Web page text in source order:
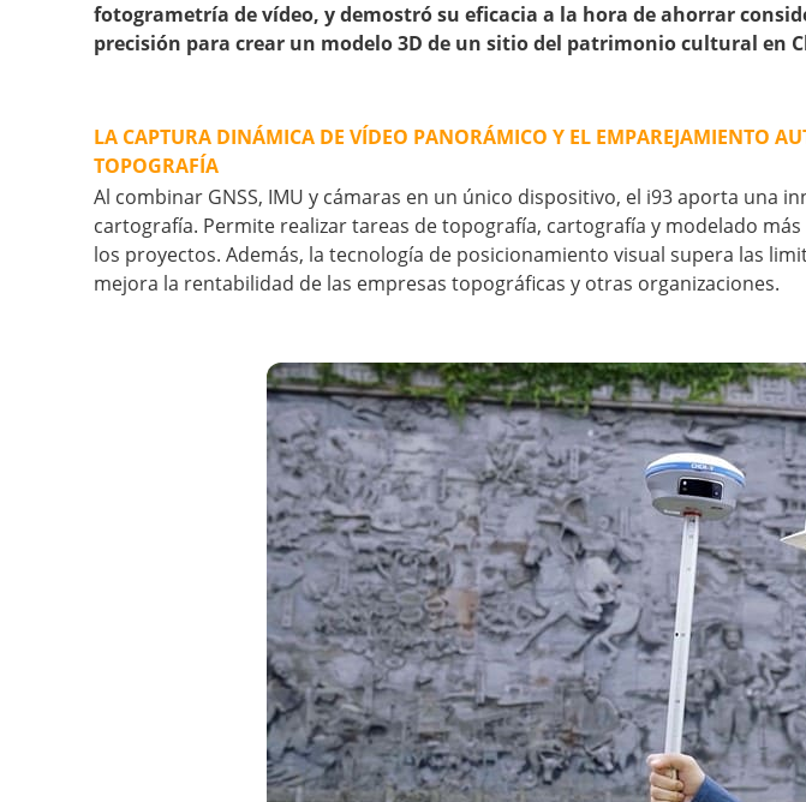
fotogrametría de vídeo, y demostró su eficacia a la hora de ahorrar
precisión para crear un modelo 3D de un sitio del patrimonio cultural en
LA CAPTURA DINÁMICA DE VÍDEO PANORÁMICO Y EL EMPAREJAMIENTO
TOPOGRAFÍA
Al combinar GNSS, IMU y cámaras en un único dispositivo, el i93 aporta una
cartografía. Permite realizar tareas de topografía, cartografía y modelado
los proyectos. Además, la tecnología de posicionamiento visual supera las
mejora la rentabilidad de las empresas topográficas y otras organizaciones.